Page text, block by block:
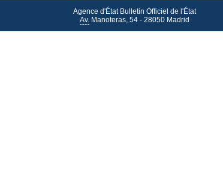
Agence d'État Bulletin Officiel de l'État
Av.Manoteras, 54 - 28050 Madrid